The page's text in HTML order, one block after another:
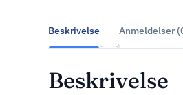
Beskrivelse Anmeldelser
Beskrivelse